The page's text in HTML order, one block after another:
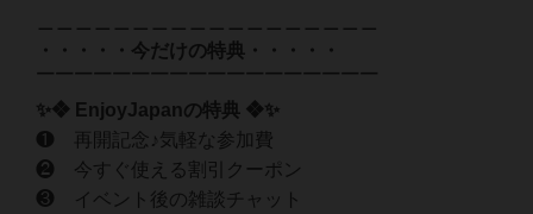
・・・・・今だけの特典・・・・・
￣￣￣￣￣￣￣￣￣￣￣￣￣￣￣￣￣￣
✨❖ EnjoyJapanの特典 ❖✨
❶ 再開記念♪気軽な参加費
❷ 今すぐ使える割引クーポン
❸ イベント後の雑談チャット